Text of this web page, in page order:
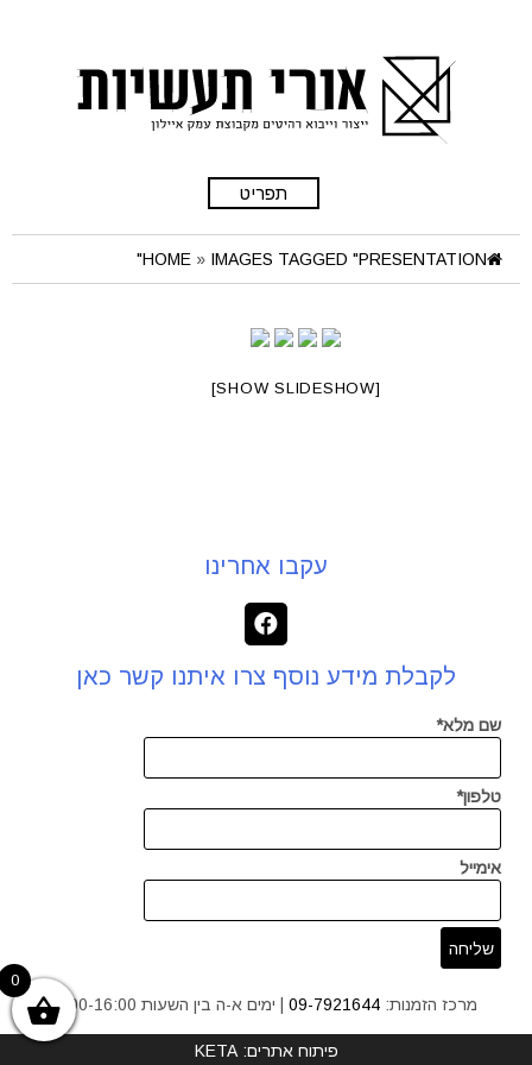
תפריט
HOME » IMAGES TAGGED "PRESENTATION"
[SHOW SLIDESHOW]
עקבו אחרינו
לקבלת מידע נוסף צרו איתנו קשר כאן
שם מלא*
טלפון*
אימייל
מרכז הזמנות: 09-7921644 | ימים א-ה בין השעות 9:00-16:00
0
פיתוח אתרים: KETA